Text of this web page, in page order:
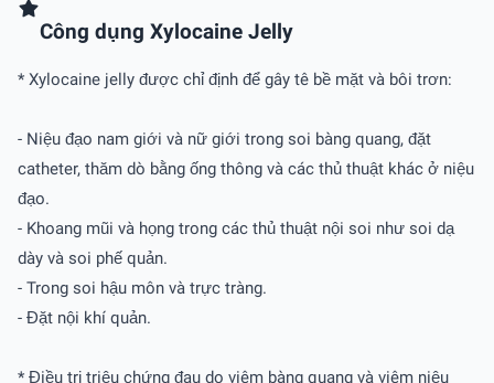
Công dụng Xylocaine Jelly
* Xylocaine jelly được chỉ định để gây tê bề mặt và bôi trơn:
- Niệu đạo nam giới và nữ giới trong soi bàng quang, đặt
catheter, thăm dò bằng ống thông và các thủ thuật khác ở niệu
đạo.
- Khoang mũi và họng trong các thủ thuật nội soi như soi dạ
dày và soi phế quản.
- Trong soi hậu môn và trực tràng.
- Đặt nội khí quản.
* Điều trị triệu chứng đau do viêm bàng quang và viêm niệu